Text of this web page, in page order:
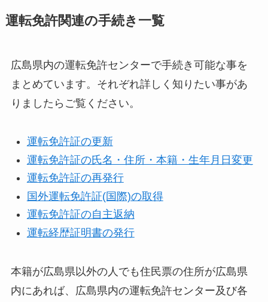
運転免許関連の手続き一覧
広島県内の運転免許センターで手続き可能な事を
まとめています。それぞれ詳しく知りたい事があ
りましたらご覧ください。
運転免許証の更新
運転免許証の氏名・住所・本籍・生年月日変更
運転免許証の再発行
国外運転免許証(国際)の取得
運転免許証の自主返納
運転経歴証明書の発行
本籍が広島県以外の人でも住民票の住所が広島県
内にあれば、広島県内の運転免許センター及び各